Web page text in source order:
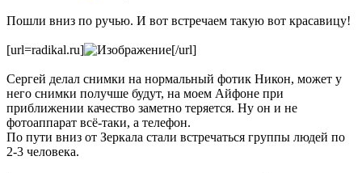
Пошли вниз по ручью. И вот встречаем такую вот красавицу!
[url=radikal.ru] [/url]
Сергей делал снимки на нормальный фотик Никон, может у
него снимки получше будут, на моем Айфоне при
приближении качество заметно теряется. Ну он и не
фотоаппарат всё-таки, а телефон.
По пути вниз от Зеркала стали встречаться группы людей по
2-3 человека.